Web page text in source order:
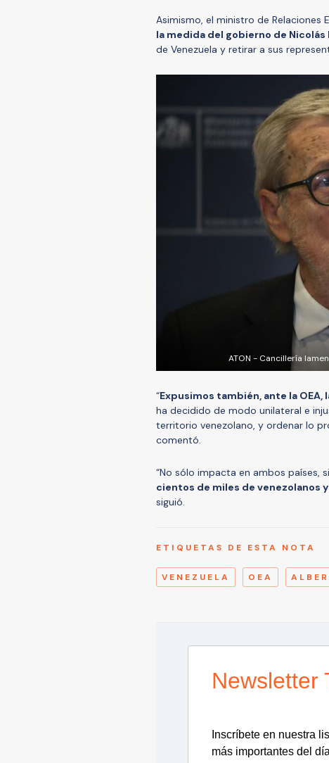
Asimismo, el ministro de Relaciones
la medida del gobierno de Nicolás
de Venezuela y retirar a sus
ATON - Cancillería
“Expusimos también, ante la
ha decidido de modo unilateral e
territorio venezolano, y ordenar lo
comentó.
“No sólo impacta en ambos países,
cientos de miles de venezolanos
siguió.
ETIQUETAS DE ESTA NOTA
VENEZUELA OEA
Newsletter
Inscríbete en nuestra
más importantes del